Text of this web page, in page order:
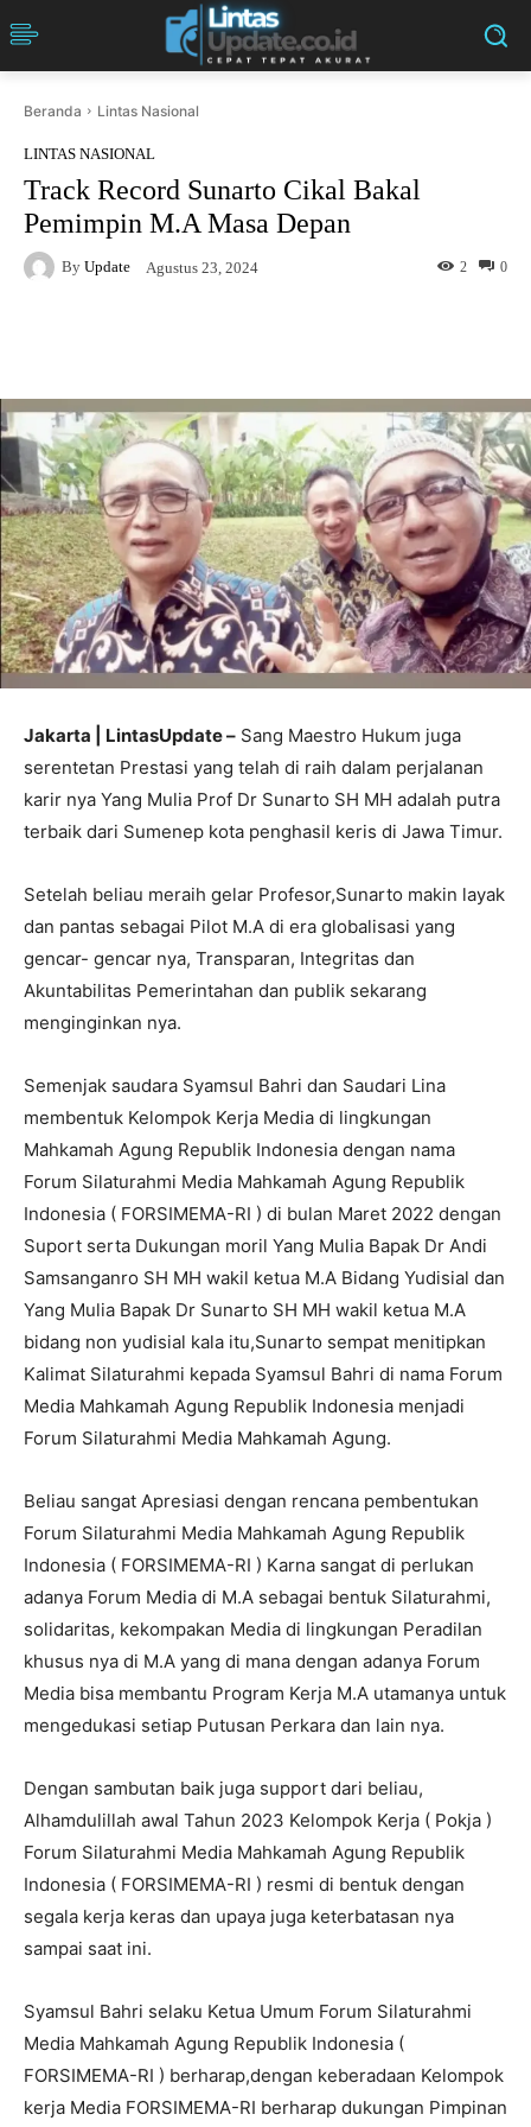
Beranda Lintas Nasional
LINTAS NASIONAL
Track Record Sunarto Cikal Bakal
Pemimpin M.A Masa Depan
By Update Agustus 23, 2024 0
2
Jakarta | LintasUpdate – Sang Maestro Hukum juga
serentetan Prestasi yang telah di raih dalam perjalanan
karir nya Yang Mulia Prof Dr Sunarto SH MH adalah putra
terbaik dari Sumenep kota penghasil keris di Jawa Timur.
Setelah beliau meraih gelar Profesor,Sunarto makin layak
dan pantas sebagai Pilot M.A di era globalisasi yang
gencar- gencar nya, Transparan, Integritas dan
Akuntabilitas Pemerintahan dan publik sekarang
menginginkan nya.
Semenjak saudara Syamsul Bahri dan Saudari Lina
membentuk Kelompok Kerja Media di lingkungan
Mahkamah Agung Republik Indonesia dengan nama
Forum Silaturahmi Media Mahkamah Agung Republik
Indonesia ( FORSIMEMA-RI ) di bulan Maret 2022 dengan
Suport serta Dukungan moril Yang Mulia Bapak Dr Andi
Samsanganro SH MH wakil ketua M.A Bidang Yudisial dan
Yang Mulia Bapak Dr Sunarto SH MH wakil ketua M.A
bidang non yudisial kala itu,Sunarto sempat menitipkan
Kalimat Silaturahmi kepada Syamsul Bahri di nama Forum
Media Mahkamah Agung Republik Indonesia menjadi
Forum Silaturahmi Media Mahkamah Agung.
Beliau sangat Apresiasi dengan rencana pembentukan
Forum Silaturahmi Media Mahkamah Agung Republik
Indonesia ( FORSIMEMA-RI ) Karna sangat di perlukan
adanya Forum Media di M.A sebagai bentuk Silaturahmi,
solidaritas, kekompakan Media di lingkungan Peradilan
khusus nya di M.A yang di mana dengan adanya Forum
Media bisa membantu Program Kerja M.A utamanya untuk
mengedukasi setiap Putusan Perkara dan lain nya.
Dengan sambutan baik juga support dari beliau,
Alhamdulillah awal Tahun 2023 Kelompok Kerja ( Pokja )
Forum Silaturahmi Media Mahkamah Agung Republik
Indonesia ( FORSIMEMA-RI ) resmi di bentuk dengan
segala kerja keras dan upaya juga keterbatasan nya
sampai saat ini.
Syamsul Bahri selaku Ketua Umum Forum Silaturahmi
Media Mahkamah Agung Republik Indonesia (
FORSIMEMA-RI ) berharap,dengan keberadaan Kelompok
kerja Media FORSIMEMA-RI berharap dukungan Pimpinan